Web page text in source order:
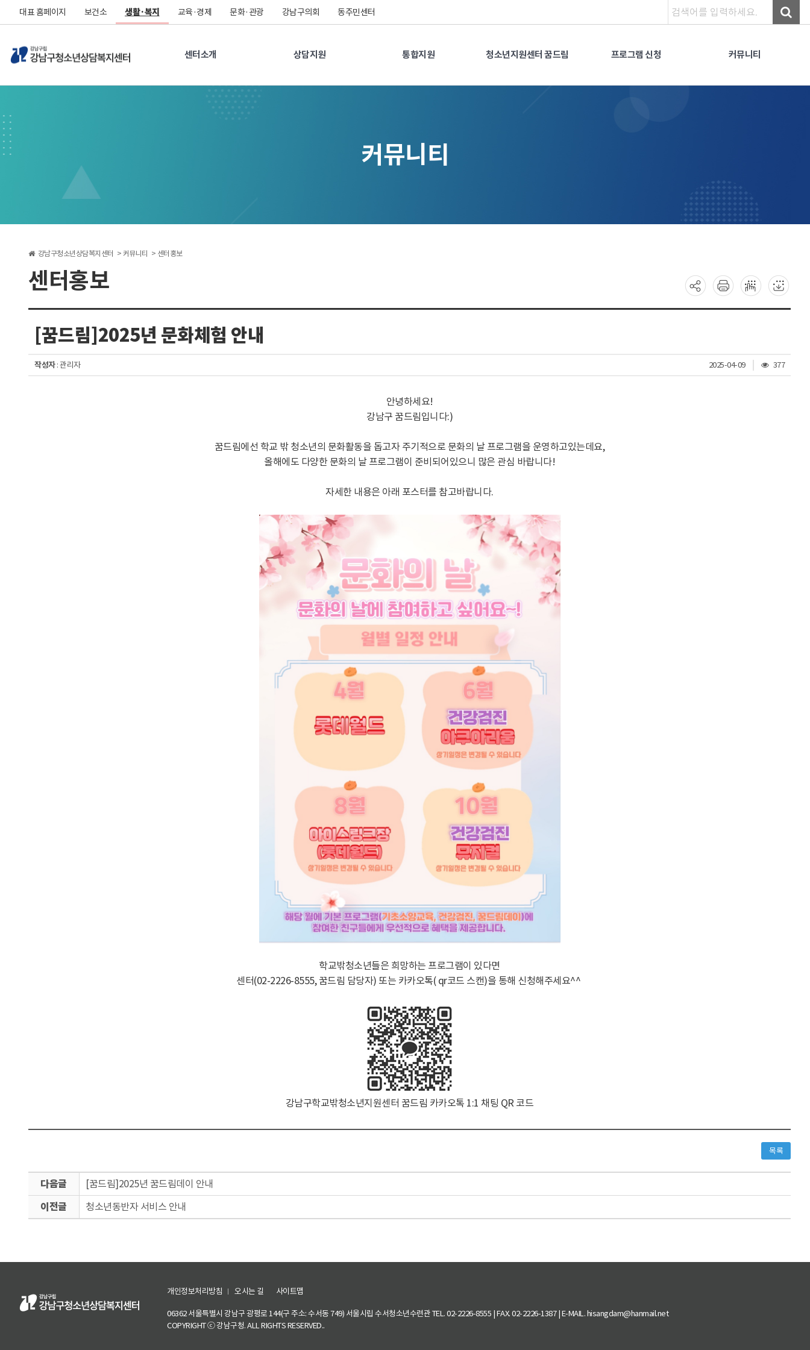
대표 홈페이지 보건소 생활·복지 교육·경제 문화·관광 강남구의회 동주민센터
센터소개 상담지원 통합지원 청소년지원센터 꿈드림 프로그램 신청 커뮤니티
커뮤니티
강남구청소년상담복지센터 > 커뮤니티 > 센터홍보
센터홍보
분
선
[꿈드림]2025년 문화체험 안내
작성자: 관리자 2025-04-09
조
회
377
안녕하세요!
강남구 꿈드림입니다:)
꿈드림에선 학교 밖 청소년의 문화활동을 돕고자 주기적으로 문화의 날 프로그램을 운영하고있는데요,
올해에도 다양한 문화의 날 프로그램이 준비되어있으니 많은 관심 바랍니다!
자세한 내용은 아래 포스터를 참고바랍니다.
학교밖청소년들은 희망하는 프로그램이 있다면
센터(02-2226-8555, 꿈드림 담당자) 또는 카카오톡( qr코드 스캔)을 통해 신청해주세요^^
강남구학교밖청소년지원센터 꿈드림 카카오톡 1:1 채팅 QR 코드
목록
[꿈드림]2025년 꿈드림데이 안내
청소년동반자 서비스 안내
개인정보처리방침 오시는 길 사이트맵
06362 서울특별시 강남구 광평로 144(구 주소: 수서동 749) 서울시립 수서청소년수련관 TEL. 02-2226-8555 | FAX. 02-2226-1387 | E-MAIL. hisangdam@hanmail.net
COPYRIGHT ⓒ 강남구청. ALL RIGHTS RESERVED..